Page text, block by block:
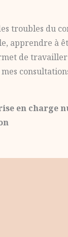
troubles du
apprendre à
de
en charge